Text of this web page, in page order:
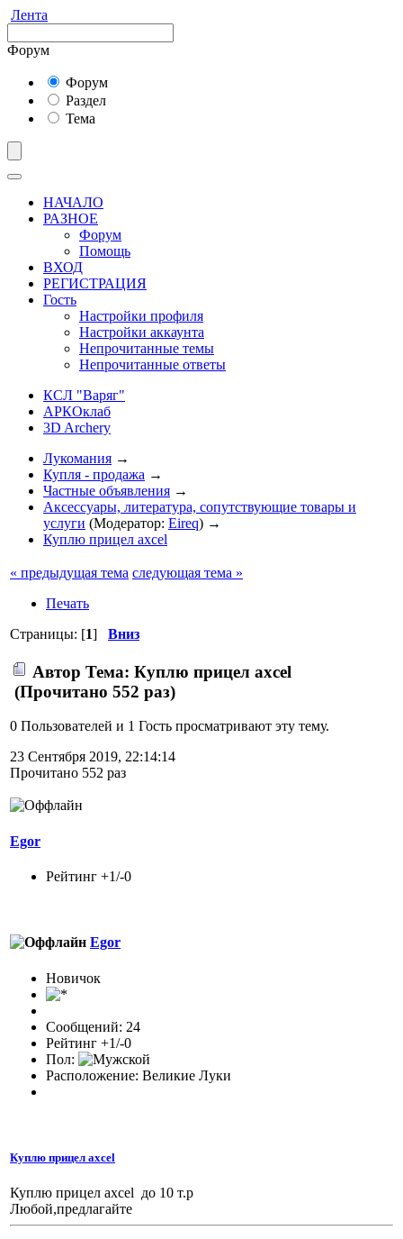
Лента
Форум
Форум
Раздел
Тема
НАЧАЛО
РАЗНОЕ
Форум
Помощь
ВХОД
РЕГИСТРАЦИЯ
Гость
Настройки профиля
Настройки аккаунта
Непрочитанные темы
Непрочитанные ответы
КСЛ "Варяг"
АРКОклаб
3D Archery
Лукомания →
Купля - продажа →
Частные объявления →
Аксессуары, литература, сопутствующие товары и
услуги (Модератор: Eireq) →
Куплю прицел axcel
« предыдущая тема следующая тема »
Печать
Страницы: [1] Вниз
Автор Тема: Куплю прицел axcel
(Прочитано 552 раз)
0 Пользователей и 1 Гость просматривают эту тему.
23 Сентября 2019, 22:14:14
Прочитано 552 раз
Egor
Рейтинг +1/-0
Egor
Новичок
Сообщений: 24
Рейтинг +1/-0
Пол:
Расположение: Великие Луки
Куплю прицел axcel
Куплю прицел axcel до 10 т.р
Любой,предлагайте